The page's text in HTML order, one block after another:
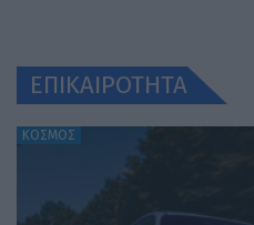
ΕΠΙΚΑΙΡΟΤΗΤΑ
ΚΟΣΜΟΣ